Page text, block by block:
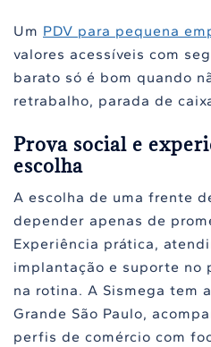
Um PDV para pequena
valores acessíveis com
barato só é bom quando
retrabalho, parada de
Prova social e
escolha
A escolha de uma frente
depender apenas de
Experiência prática,
implantação e suporte no
na rotina. A Sismega tem
Grande São Paulo,
perfis de comércio com